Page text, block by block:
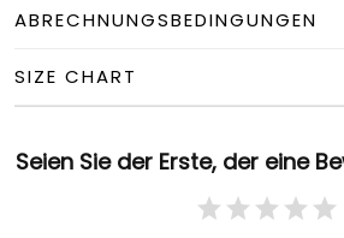
ABRECHNUNGSBEDINGUNGEN
SIZE CHART
Seien Sie der Erste, der eine